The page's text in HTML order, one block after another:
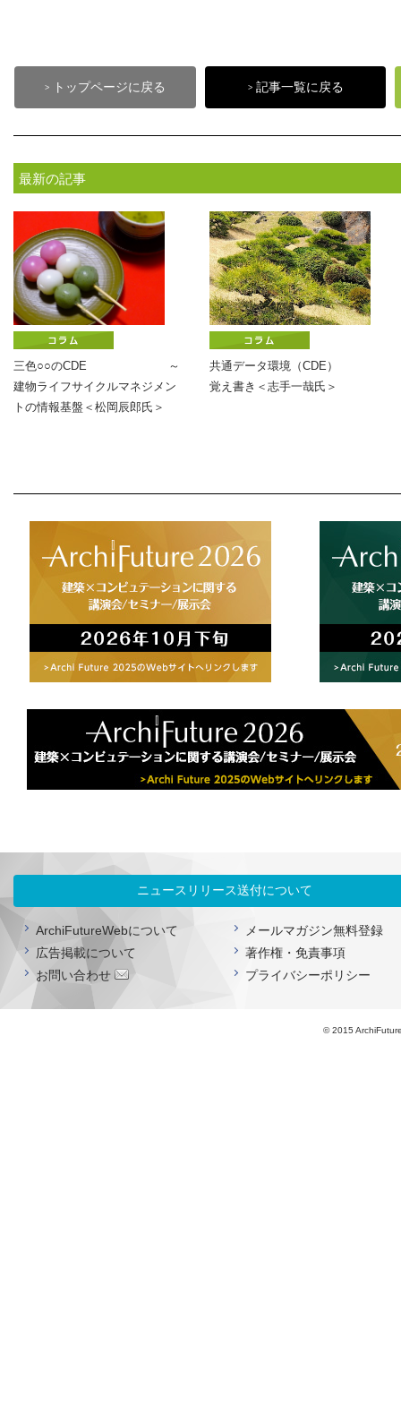
> トップページに戻る >記事一覧に戻る
最新の記事
三色○○のCDE ～
建物ライフサイクルマネジメン
トの情報基盤＜松岡⾠郎氏＞
共通データ環境（CDE）
覚え書き＜志手一哉氏＞
ニュースリリース送付について
ArchiFutureWebについて
広告掲載について
お問い合わせ
メールマガジン無料登録
著作権・免責事項
プライバシーポリシー
© 2015